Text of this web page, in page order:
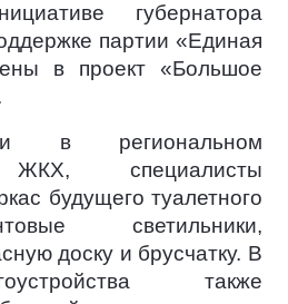
губернатора
партии «Единая
в проект «Большое
в региональном
ЖКХ, специалисты
будущего туалетного
светильники,
доску и брусчатку. В
также